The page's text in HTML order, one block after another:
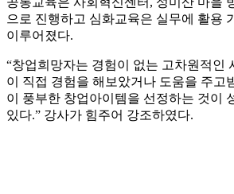
으로 진행하고 심화교육은 실무에 활용
이루어졌다.
“창업희망자는 경험이 없는 고차원적인
이 직접 경험을 해보았거나 도움을 주고
이 풍부한 창업아이템을 선정하는 것이
있다.” 강사가 힘주어 강조하였다.